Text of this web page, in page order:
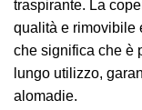
traspirante. La
qualità e rimovibile
che significa che è
lungo utilizzo,
alomadie.